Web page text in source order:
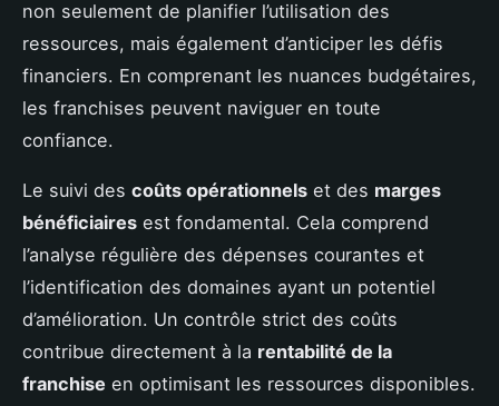
non seulement de planifier l’utilisation des
ressources, mais également d’anticiper les défis
financiers. En comprenant les nuances budgétaires,
les franchises peuvent naviguer en toute
confiance.
Le suivi des coûts opérationnels et des marges
bénéficiaires est fondamental. Cela comprend
l’analyse régulière des dépenses courantes et
l’identification des domaines ayant un potentiel
d’amélioration. Un contrôle strict des coûts
contribue directement à la rentabilité de la
franchise en optimisant les ressources disponibles.